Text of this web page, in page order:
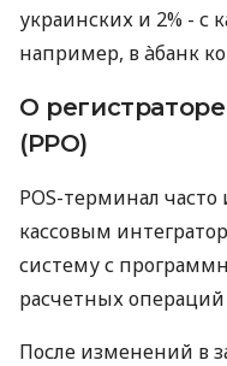
украинских и 2% - с
например, в àбанк
О
(РРО)
POS-терминал часто
кассовым
систему с
расчетных
После изменений в